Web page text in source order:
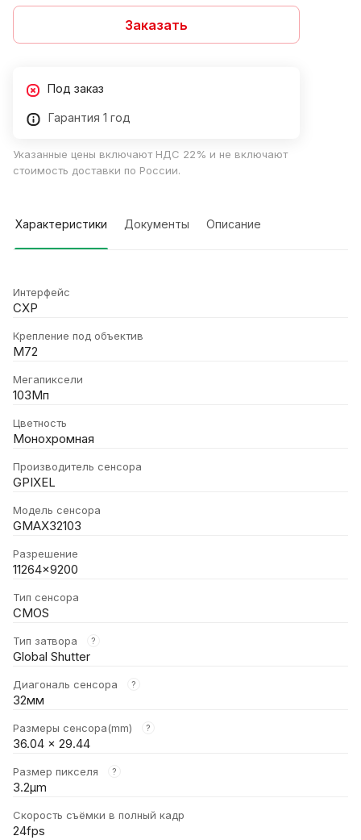
Заказать
Под заказ
Гарантия 1 год
Указанные цены включают НДС 22% и не включают
стоимость доставки по России.
Характеристики Документы Описание
Интерфейс
CXP
Крепление под объектив
M72
Мегапиксели
103Мп
Цветность
Монохромная
Производитель сенсора
GPIXEL
Модель сенсора
GMAX32103
Разрешение
11264x9200
Тип сенсора
CMOS
Тип затвора ?
Global Shutter
Диагональ сенсора ?
32мм
Размеры сенсора(mm) ?
36.04 x 29.44
Размер пикселя ?
3.2μm
Скорость съёмки в полный кадр
24fps